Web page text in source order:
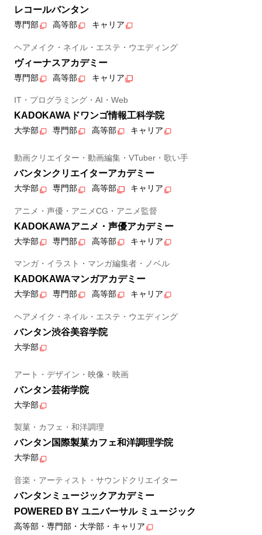
レコールバンタン
専門部 高等部 キャリア
ヘアメイク・ネイル・エステ・ウエディング
ヴィーナスアカデミー
専門部 高等部 キャリア
IT・プログラミング・AI・Web
KADOKAWAドワンゴ情報工科学院
大学部 専門部 高等部 キャリア
動画クリエイター・動画編集・VTuber・歌い手
バンタンクリエイターアカデミー
大学部 専門部 高等部 キャリア
アニメ・声優・アニメCG・アニメ監督
KADOKAWAアニメ・声優アカデミー
大学部 専門部 高等部 キャリア
マンガ・イラスト・マンガ編集者・ノベル
KADOKAWAマンガアカデミー
大学部 専門部 高等部 キャリア
ヘアメイク・ネイル・エステ・ウエディング
バンタン渋谷美容学院
大学部
アート・デザイン・映像・映画
バンタン芸術学院
大学部
製菓・カフェ・和洋調理
バンタン国際製菓カフェ和洋調理学院
大学部
音楽・アーティスト・サウンドクリエイター
バンタンミュージックアカデミー
POWERED BY ユニバーサル ミュージック
高等部・専門部・大学部・キャリア